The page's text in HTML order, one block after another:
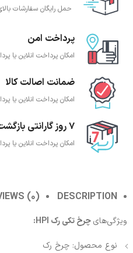
حمل رایگان سفارشات بالای 1 میلیون
پرداخت امن
امکان پرداخت انلاین یا
ضمانت اصالت کالا
امکان پرداخت انلاین یا
7 روز گارانتی بازگشت وجه
امکان پرداخت انلاین یا
DESCRIPTION
(0)
ویژگی‌هایچرخ تکی رک HPI:
نوع محصول: چرخ رک